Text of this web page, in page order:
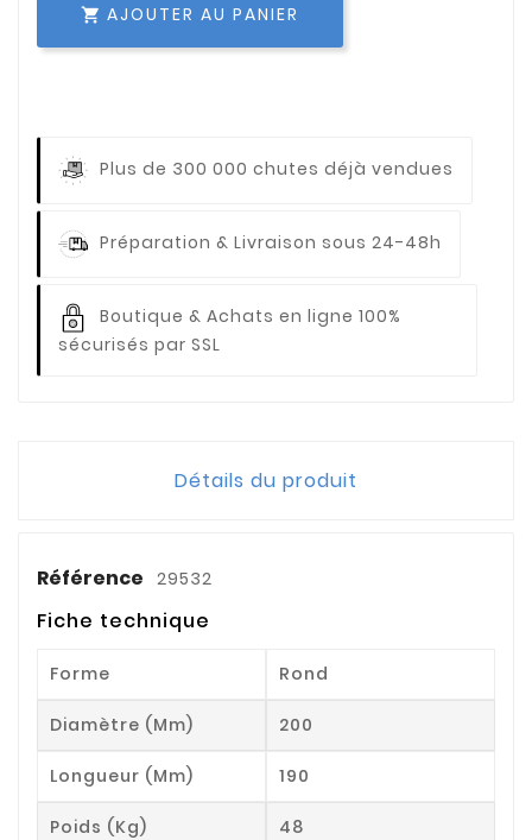
 AJOUTER AU PANIER
Plus de 300 000 chutes déjà vendues
Préparation & Livraison sous 24-48h
Boutique & Achats en ligne 100%
sécurisés par SSL
Détails du produit
Référence 29532
Fiche technique
Forme Rond
Diamètre (mm) 200
Longueur (mm) 190
Poids (kg) 48